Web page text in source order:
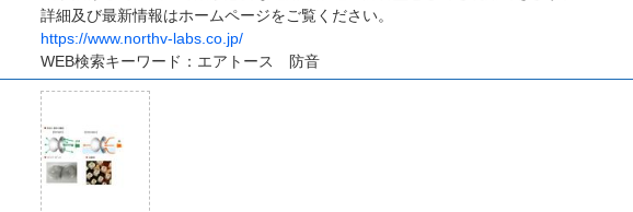
詳細及び最新情報はホームページをご覧ください。
https://www.northv-labs.co.jp/
WEB検索キーワード：エアトース 防音